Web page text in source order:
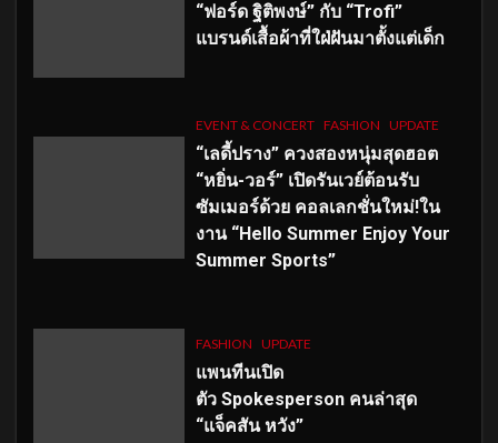
“ฟอร์ด ฐิติพงษ์” กับ “Trofi”
แบรนด์เสื้อผ้าที่ใฝ่ฝันมาตั้งแต่เด็ก
EVENT & CONCERT FASHION UPDATE
“เลดี้ปราง” ควงสองหนุ่มสุดฮอต
“หยิ่น-วอร์” เปิดรันเวย์ต้อนรับ
ซัมเมอร์ด้วย คอลเลกชั่นใหม่!ใน
งาน “Hello Summer Enjoy Your
Summer Sports”
FASHION UPDATE
แพนทีนเปิด
ตัว Spokesperson คนล่าสุด
“แจ็คสัน หวัง”